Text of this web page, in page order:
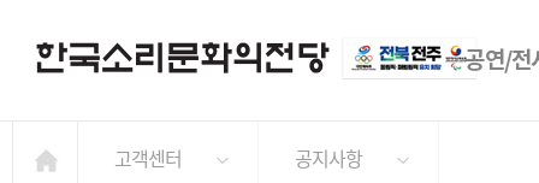
공연/전
고객센터 공지사항